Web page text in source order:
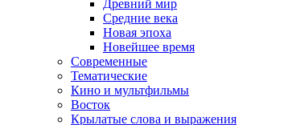
Древний мир
Средние века
Новая эпоха
Новейшее время
Современные
Тематические
Кино и мультфильмы
Восток
Крылатые слова и выражения